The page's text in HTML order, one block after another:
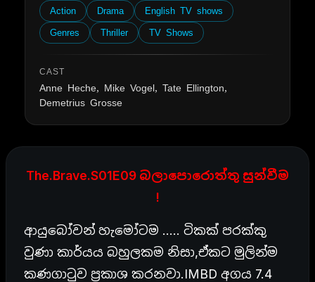
Action Drama
English TV shows
Genres
Thriller TV Shows
CAST
Anne Heche, Mike Vogel, Tate Ellington,
Demetrius Grosse
The.Brave.S01E09 බලාපොරොත්තු සුන්වීම
!
ආයුබෝවන් හැමෝටම ….. ටිකක් පරක්කු
වුණා කාර්යය බහුලකම නිසා,ඒකට මුලින්ම
කණගාටුව ප්‍රකාශ කරනවා.IMBD අගය 7.4